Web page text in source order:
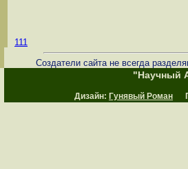
111
Создатели сайта не всегда
"Научный
Дизайн: Гунявый Роман